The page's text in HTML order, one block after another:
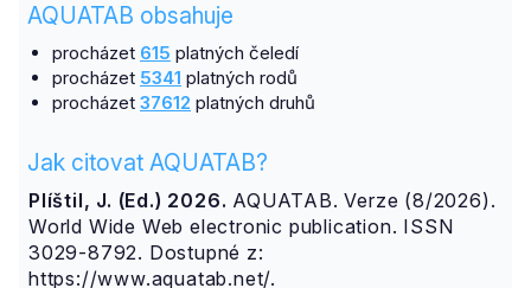
AQUATAB obsahuje
procházet 615 platných čeledí
procházet 5341 platných rodů
procházet 37612 platných druhů
Jak citovat AQUATAB?
Plíštil, J. (Ed.) 2026. AQUATAB. Verze (8/2026).
World Wide Web electronic publication. ISSN
3029-8792. Dostupné z:
https://www.aquatab.net/.